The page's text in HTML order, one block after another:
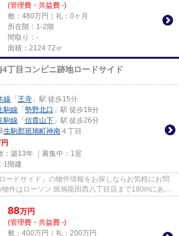
(管理費・共益費 -)
敷：480万円｜礼：0ヶ月
所在階：1-2階
間取り：-
面積：2124.72㎡
4丁目コンビニ跡地ロードサイド
線 「 王寺 」駅 徒歩15分
駒線 「 勢野北口 」駅 徒歩18分
駒線 「 信貴山下 」駅 徒歩26分
生駒郡斑鳩町神南 ４丁目
：築13年 ｜募集中： 1室
1階建
ードサイド」の物件情報をお探しならお気軽にお問
件はローソン 斑鳩龍田西八丁目店まで180mにあり
い...
88万円
(管理費・共益費 -)
敷：400万円｜礼：200万円